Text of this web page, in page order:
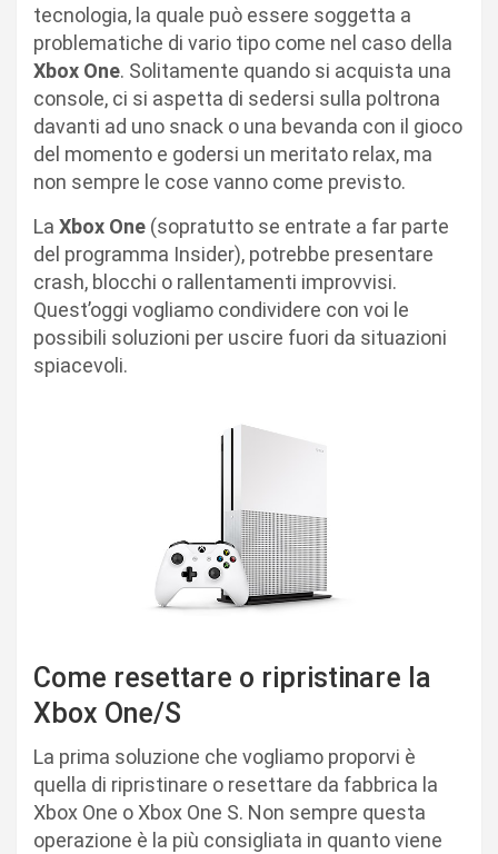
tecnologia, la quale può essere soggetta a
problematiche di vario tipo come nel caso della
Xbox One. Solitamente quando si acquista una
console, ci si aspetta di sedersi sulla poltrona
davanti ad uno snack o una bevanda con il gioco
del momento e godersi un meritato relax, ma
non sempre le cose vanno come previsto.
La Xbox One (sopratutto se entrate a far parte
del programma Insider), potrebbe presentare
crash, blocchi o rallentamenti improvvisi.
Quest’oggi vogliamo condividere con voi le
possibili soluzioni per uscire fuori da situazioni
spiacevoli.
Come resettare o ripristinare la
Xbox One/S
La prima soluzione che vogliamo proporvi è
quella di ripristinare o resettare da fabbrica la
Xbox One o Xbox One S. Non sempre questa
operazione è la più consigliata in quanto viene